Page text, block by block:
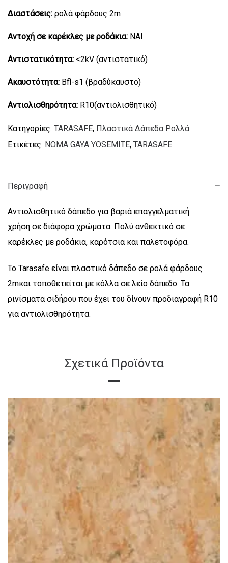
Διαστάσεις: ρολά φάρδους 2m
Αντοχή σε καρέκλες με ροδάκια: ΝΑΙ
Αντιστατικότητα: <2kV (αντιστατικό)
Ακαυστότητα: Bfl-s1 (βραδύκαυστο)
Αντιολισθηρότητα: R10(αντιολισθητικό)
Κατηγορίες: TARASAFE, Πλαστικά Δάπεδα Ρολλά
Ετικέτες: NOMA GAYA YOSEMITE, TARASAFE
Περιγραφή
Αντιολισθητικό δάπεδο για βαριά επαγγελματική
χρήση σε διάφορα χρώματα. Πολύ ανθεκτικό σε
καρέκλες με ροδάκια, καρότσια και παλετοφόρα.
Το Tarasafe είναι πλαστικό δάπεδο σε ρολά φάρδους
2mκαι τοποθετείται με κόλλα σε λείο δάπεδο. Τα
ρινίσματα σιδήρου που έχει του δίνουν προδιαγραφή R10
για αντιολισθηρότητα.
Σχετικά Προϊόντα